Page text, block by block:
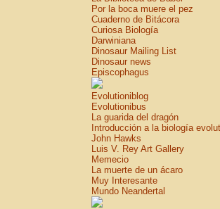
Por la boca muere el pez
Cuaderno de Bitácora
Curiosa Biología
Darwiniana
Dinosaur Mailing List
Dinosaur news
Episcophagus
Evolutioniblog
Evolutionibus
La guarida del dragón
Introducción a la biología
John Hawks
Luis V. Rey Art Gallery
Memecio
La muerte de un ácaro
Muy Interesante
Mundo Neandertal